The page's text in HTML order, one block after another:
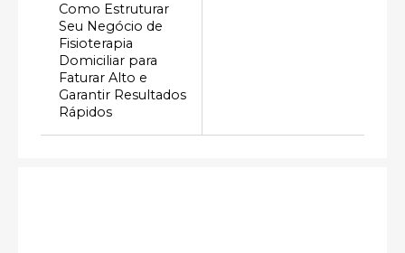
Como Estruturar
Seu Negócio de
Fisioterapia
Domiciliar para
Faturar Alto e
Garantir Resultados
Rápidos